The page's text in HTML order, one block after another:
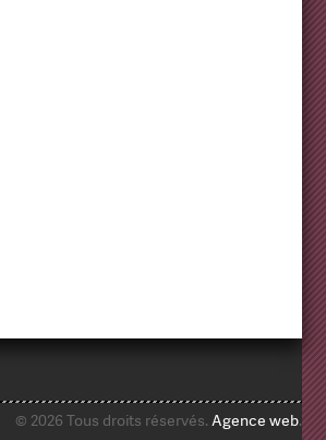
© 2026 Tous droits réservés. Agence web.